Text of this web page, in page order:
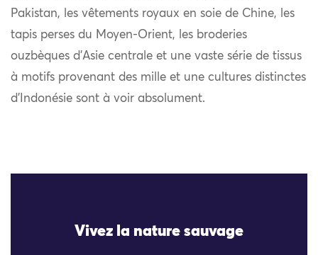
Pakistan, les vêtements royaux en soie de Chine, les
tapis perses du Moyen-Orient, les broderies
ouzbèques d’Asie centrale et une vaste série de tissus
à motifs provenant des mille et une cultures distinctes
d’Indonésie sont à voir absolument.
Vivez la nature sauvage